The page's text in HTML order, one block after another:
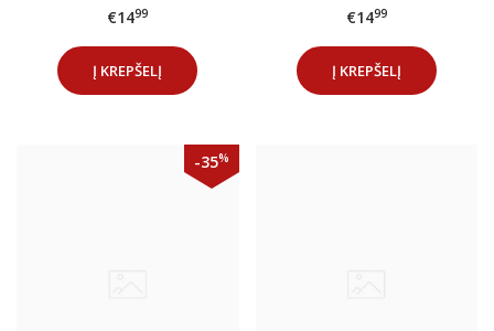
€1499
Į KREPŠELĮ
€1499
Į KREPŠELĮ
-35%